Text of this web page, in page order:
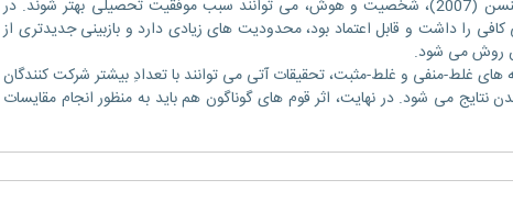
باشند، چرا که طبق بیان بارچارد و کریستنسن (2007)، شخصیت و هوش، می توانند سبب موفقیت تحصیلی بهتر شوند. در
کافی را داشت و قابل اعتماد بود، محدودیت های زیادی دارد و بازبینی جدیدتری از
روش می شود.
غلط-منفی و غلط-مثبت، تحقیقات آتی می توانند با تعدادِ بیشتر شرکت کنندگان
نتایج می شود. در نهایت، اثر قوم های گوناگون هم باید به منظور انجام مقایسات